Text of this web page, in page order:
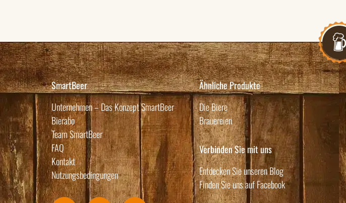
SmartBeer
Unternehmen – Das Konzept SmartBeer
Bierabo
Team SmartBeer
FAQ
Kontakt
Nutzungsbedingungen
Ähnliche Produkte
Die Biere
Brauereien
Verbinden Sie mit uns
Entdecken Sie unseren Blog
Finden Sie uns auf Facebook